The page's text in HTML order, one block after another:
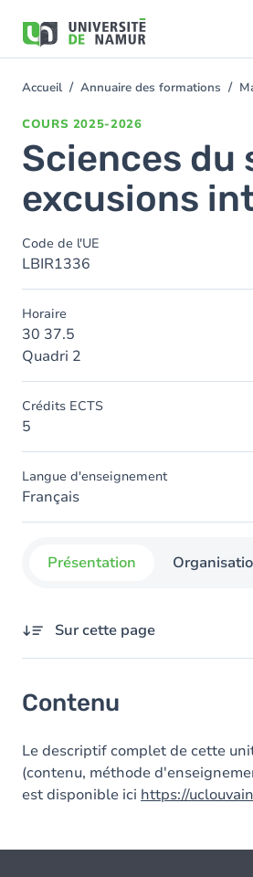
contenu
You
Accueil Annuaire des formations
COURS 2025-2026
Sciences du
excusions
Code de l'UE
LBIR1336
Horaire
30 37.5
Quadri 2
Crédits ECTS
5
Langue d'enseignement
Français
Présentation
Sur cette page
Contenu
Le descriptif complet de cette
(contenu, méthode
est disponible ici https://